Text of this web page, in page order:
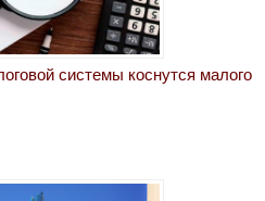
системы коснутся малого